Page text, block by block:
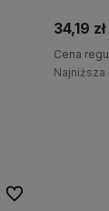
34,19 zł
Cena
Najniższa
Do ulubionych